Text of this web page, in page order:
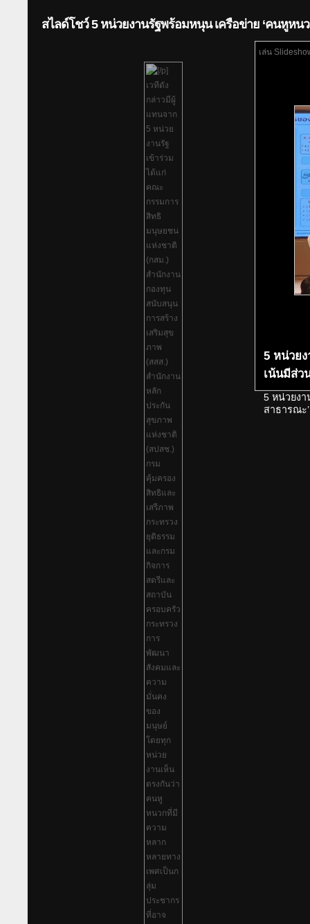
สไลด์โชว์ 5 หน่วยงานรัฐพร้อมหนุน เครือข่าย ‘คนหูหน
เล่น
5 หน่วย
เน้นมีส่ว
5 หน่วยงา
สาธารณะ’